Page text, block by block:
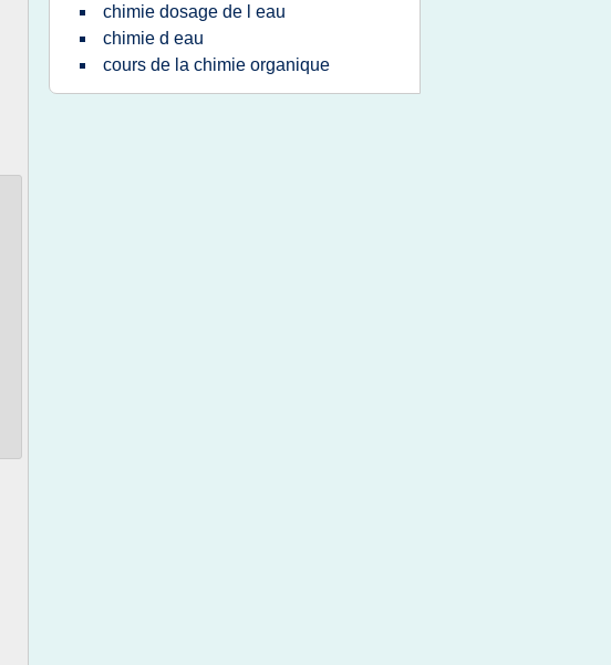
chimie dosage de l eau
chimie d eau
cours de la chimie organique